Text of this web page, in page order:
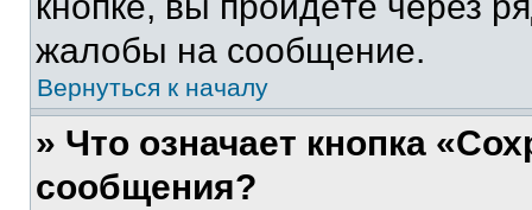
жалобы на сообщение.
Вернуться к началу
» Что означает кнопка
сообщения?